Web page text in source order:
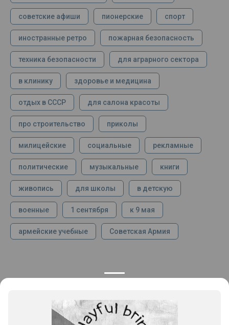
советские афиши пионерские спорт
иностранные ретро пожарная безопасность
техника безопасности для аграрного сектора
в клинику здоровье и медицина
отдых в СССР для салона красоты
про строительство приколы
милицейские социальные рекламные
политические музыкальные книги
живопись для школы в детскую
военные 1 сентября к 9 мая
армейские учебные Советская Армия
ПРОДУКЦИЯ